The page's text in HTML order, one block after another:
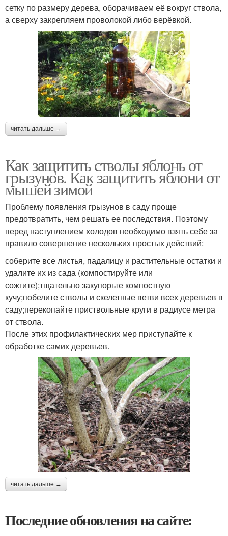
сетку по размеру дерева, оборачиваем её вокруг ствола,
а сверху закрепляем проволокой либо верёвкой.
читать дальше →
Как защитить стволы яблонь от
грызунов. Как защитить яблони от
мышей зимой
Проблему появления грызунов в саду проще
предотвратить, чем решать ее последствия. Поэтому
перед наступлением холодов необходимо взять себе за
правило совершение нескольких простых действий:
соберите все листья, падалицу и растительные остатки и
удалите их из сада (компостируйте или
сожгите);тщательно закупорьте компостную
кучу;побелите стволы и скелетные ветви всех деревьев в
саду;перекопайте приствольные круги в радиусе метра
от ствола.
После этих профилактических мер приступайте к
обработке самих деревьев.
читать дальше →
Последние обновления на сайте: